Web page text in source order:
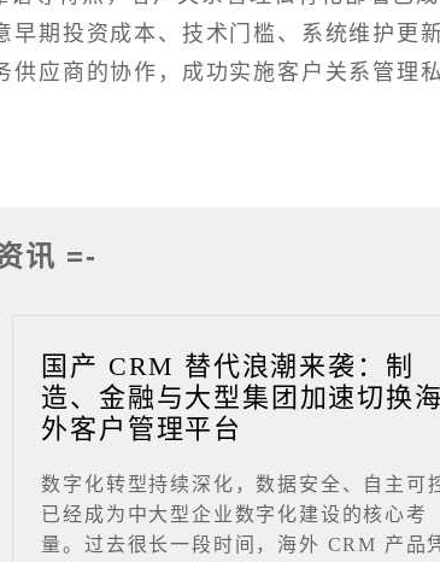
期投资成本、技术门槛、系统维护更
应商的协作，成功实施客户关系管理
讯 =-
国产 CRM 替代浪潮来袭：制
造、金融与大型集团加速切换海
外客户管理平台
数字化转型持续深化，数据安全、自主可
已经成为中大型企业数字化建设的核心考
量。过去很长一段时间，海外 CRM 产品